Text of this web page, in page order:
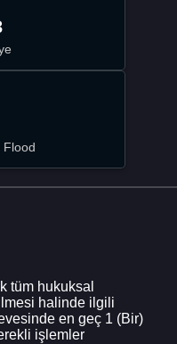
Flood
tüm hukuksal
halinde ilgili
en geç 1 (Bir)
işlemler